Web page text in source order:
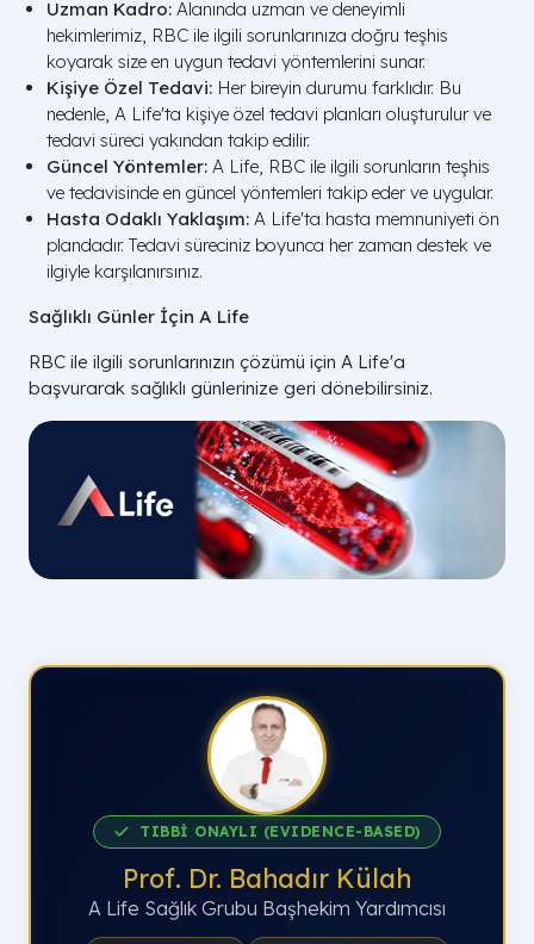
Uzman Kadro: Alanında uzman ve deneyimli
hekimlerimiz, RBC ile ilgili sorunlarınıza doğru teşhis
koyarak size en uygun tedavi yöntemlerini sunar.
Kişiye Özel Tedavi: Her bireyin durumu farklıdır. Bu
nedenle, A Life'ta kişiye özel tedavi planları oluşturulur ve
tedavi süreci yakından takip edilir.
Güncel Yöntemler: A Life, RBC ile ilgili sorunların teşhis
ve tedavisinde en güncel yöntemleri takip eder ve uygular.
Hasta Odaklı Yaklaşım: A Life'ta hasta memnuniyeti ön
plandadır. Tedavi süreciniz boyunca her zaman destek ve
ilgiyle karşılanırsınız.
Sağlıklı Günler İçin A Life
RBC ile ilgili sorunlarınızın çözümü için A Life'a
başvurarak sağlıklı günlerinize geri dönebilirsiniz.
TIBBİ ONAYLI (EVIDENCE-BASED)
Prof. Dr. Bahadır Külah
A Life Sağlık Grubu Başhekim Yardımcısı